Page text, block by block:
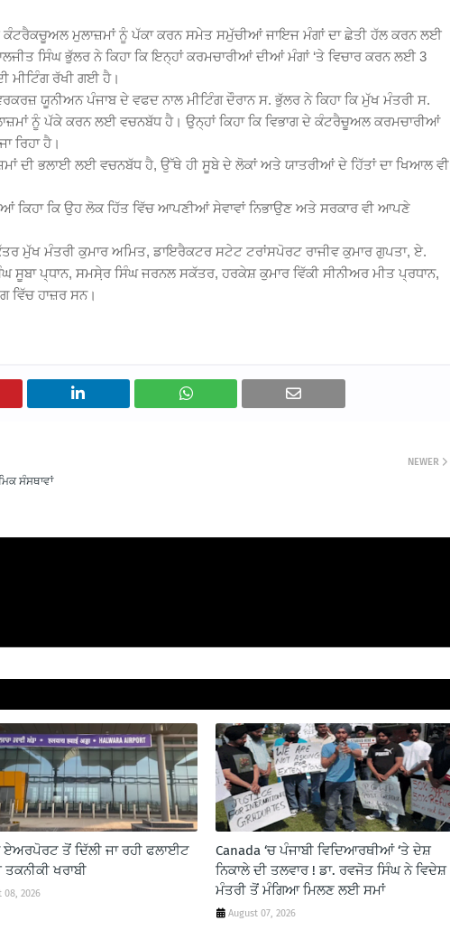
ਕੰਟਰੈਕਚੂਅਲ ਮੁਲਾਜ਼ਮਾਂ ਨੂੰ ਪੱਕਾ ਕਰਨ ਸਮੇਤ ਸਮੁੱਚੀਆਂ ਜਾਇਜ ਮੰਗਾਂ ਦਾ ਛੇਤੀ ਹੱਲ ਕਰਨ ਲਈ
ਸਿੰਘ ਭੁੱਲਰ ਨੇ ਕਿਹਾ ਕਿ ਇਨ੍ਹਾਂ ਕਰਮਚਾਰੀਆਂ ਦੀਆਂ ਮੰਗਾਂ ‘ਤੇ ਵਿਚਾਰ ਕਰਨ ਲਈ 3
ਮੀਟਿੰਗ ਰੱਖੀ ਗਈ ਹੈ।
ਯੂਨੀਅਨ ਪੰਜਾਬ ਦੇ ਵਫਦ ਨਾਲ ਮੀਟਿੰਗ ਦੌਰਾਨ ਸ. ਭੁੱਲਰ ਨੇ ਕਿਹਾ ਕਿ ਮੁੱਖ ਮੰਤਰੀ ਸ.
ਨੂੰ ਪੱਕੇ ਕਰਨ ਲਈ ਵਚਨਬੱਧ ਹੈ। ਉਨ੍ਹਾਂ ਕਿਹਾ ਕਿ ਵਿਭਾਗ ਦੇ ਕੰਟਰੈਚੂਅਲ ਕਰਮਚਾਰੀਆਂ
ਰਿਹਾ ਹੈ।
ਦੀ ਭਲਾਈ ਲਈ ਵਚਨਬੱਧ ਹੈ, ਉੱਥੇ ਹੀ ਸੂਬੇ ਦੇ ਲੋਕਾਂ ਅਤੇ ਯਾਤਰੀਆਂ ਦੇ ਹਿੱਤਾਂ ਦਾ ਖਿਆਲ ਵੀ
ਕਿਹਾ ਕਿ ਉਹ ਲੋਕ ਹਿੱਤ ਵਿੱਚ ਆਪਣੀਆਂ ਸੇਵਾਵਾਂ ਨਿਭਾਉਣ ਅਤੇ ਸਰਕਾਰ ਵੀ ਆਪਣੇ
ਮੁੱਖ ਮੰਤਰੀ ਕੁਮਾਰ ਅਮਿਤ, ਡਾਇਰੈਕਟਰ ਸਟੇਟ ਟਰਾਂਸਪੋਰਟ ਰਾਜੀਵ ਕੁਮਾਰ ਗੁਪਤਾ, ਏ.
ਸੂਬਾ ਪ੍ਧਾਨ, ਸਮਸੇ਼ਰ ਸਿੰਘ ਜਰਨਲ ਸਕੱਤਰ, ਹਰਕੇਸ਼ ਕੁਮਾਰ ਵਿੱਕੀ ਸੀਨੀਅਰ ਮੀਤ ਪ੍ਰਧਾਨ,
ਵਿੱਚ ਹਾਜ਼ਰ ਸਨ।
NEWER
ਸੰਸਥਾਵਾਂ
ਏਅਰਪੋਰਟ ਤੋਂ ਦਿੱਲੀ ਜਾ ਰਹੀ ਫਲਾਈਟ
ਖਰਾਬੀ
08, 2026
Canada ‘ਚ ਪੰਜਾਬੀ ਵਿਦਿਆਰਥੀਆਂ ‘ਤੇ ਦੇਸ਼
ਨਿਕਾਲੇ ਦੀ ਤਲਵਾਰ ! ਡਾ. ਰਵਜੋਤ ਸਿੰਘ ਨੇ ਵਿਦੇਸ਼
ਮੰਤਰੀ ਤੋਂ ਮੰਗਿਆ ਮਿਲਣ ਲਈ ਸਮਾਂ
August 07, 2026